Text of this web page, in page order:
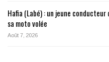
Hafia (Labé) : un jeune
sa moto volée
Août 7, 2026